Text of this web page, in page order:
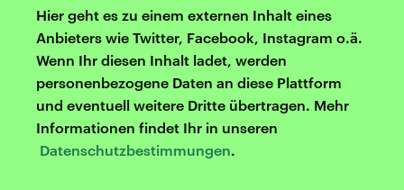
Hier geht es zu einem externen Inhalt eines
Anbieters wie Twitter, Facebook, Instagram o.ä.
Wenn Ihr diesen Inhalt ladet, werden
personenbezogene Daten an diese Plattform
und eventuell weitere Dritte übertragen. Mehr
Informationen findet Ihr in unseren
Datenschutzbestimmungen.